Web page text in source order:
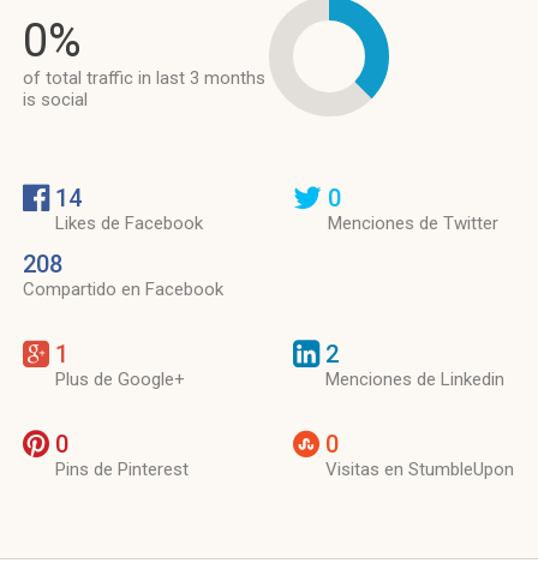
0%
of total traffic in last 3 months
is social
14
Likes de Facebook
208
Compartido en Facebook
0
Menciones de Twitter
1
Plus de Google+
2
Menciones de Linkedin
0
Pins de Pinterest
0
Visitas en StumbleUpon